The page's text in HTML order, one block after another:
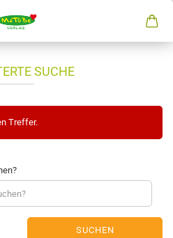
SUCHE
Treffer.
SUCHEN